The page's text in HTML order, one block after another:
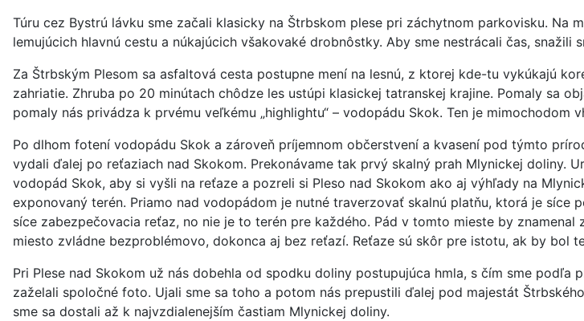
Túru cez Bystrú lávku sme začali klasicky na Štrbskom plese pri záchytnom parkovisku.
lemujúcich hlavnú cestu a núkajúcich všakovaké drobnôstky. Aby sme nestrácali čas,
Za Štrbským Plesom sa asfaltová cesta postupne mení na lesnú, z ktorej kde-tu vykúkajú
zahriatie. Zhruba po 20 minútach chôdze les ustúpi klasickej tatranskej krajine. Pomaly sa
pomaly nás privádza k prvému veľkému „highlightu“ – vodopádu Skok. Ten je mimochodom
Po dlhom fotení vodopádu Skok a zároveň príjemnom občerstvení a kvasení pod týmto
vydali ďalej po reťaziach nad Skokom. Prekonávame tak prvý skalný prah Mlynickej
vodopád Skok, aby si vyšli na reťaze a pozreli si Pleso nad Skokom ako aj výhľady na
exponovaný terén. Priamo nad vodopádom je nutné traverzovať skalnú platňu, ktorá je síce
síce zabezpečovacia reťaz, no nie je to terén pre každého. Pád v tomto mieste by
miesto zvládne bezproblémovo, dokonca aj bez reťazí. Reťaze sú skôr pre istotu, ak by bol
Pri Plese nad Skokom už nás dobehla od spodku doliny postupujúca hmla, s čím sme
zaželali spoločné foto. Ujali sme sa toho a potom nás prepustili ďalej pod majestát
sme sa dostali až k najvzdialenejším častiam Mlynickej doliny.